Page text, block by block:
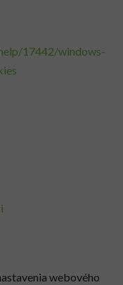
17442/windows-
webového